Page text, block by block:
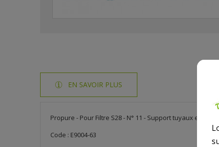
EN SAVOIR PLUS
Propure - Pour Filtre S28 - N° 11 - Support tuyaux
Code : E9004-63